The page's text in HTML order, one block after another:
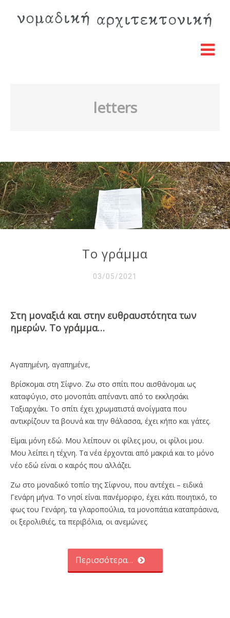
letters
Το γράμμα
03/05/2021
Στη μοναξιά και στην ευθραυστότητα των
ημερών. Το γράμμα…
Αγαπημένη, αγαπημένε,
Βρίσκομαι στη Σίφνο. Ζω στο σπίτι που αισθάνομαι ως
καταφύγιο, στο μονοπάτι απέναντι από το εκκλησάκι
Ταξιαρχάκι. Tο σπίτι έχει χρωματιστά ανοίγματα που
αντικρίζουν τα βουνά και την θάλασσα, έχει κήπο και γάτες.
Είμαι μόνη εδώ. Μου λείπουν οι φίλες μου, οι φίλοι μου.
Μου λείπει η τέχνη. Τα νέα έρχονται από μακριά και το μόνο
νέο εδώ είναι ο καιρός που αλλάζει.
Ζω στο μοναδικό τοπίο της Σίφνου, που αντέχει – ειδικά
Γενάρη μήνα. Το νησί είναι πανέμορφο, έχει κάτι ποιητικό, το
φως του Γενάρη, τα γλαροπούλια, τα μονοπάτια καταπράσινα,
οι ξερολιθιές, τα περιβόλια, οι ανεμώνες.
Περισσότερα…